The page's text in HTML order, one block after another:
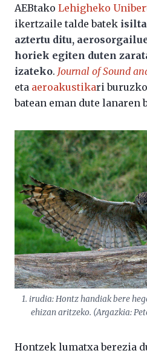
AEBtako Lehigheko
ikertzaile talde batek
aztertu ditu,
horiek egiten duten
izateko. Journal of Sound
eta aeroakustikari
batean eman dute lanaren
1. irudia: Hontz handiak bere
ehizan aritzeko. (Argazkia:
Hontzek lumatxa berezia